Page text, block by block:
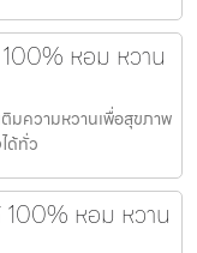
หอม หวาน
มความหวานเพื่อสุขภาพ
ด้ทั่ว
100% หอม หวาน